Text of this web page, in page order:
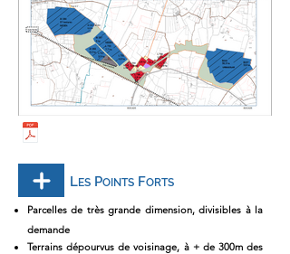
LES POINTS FORTS
Parcelles de très grande dimension, divisibles à la
demande
Terrains dépourvus de voisinage, à + de 300m des